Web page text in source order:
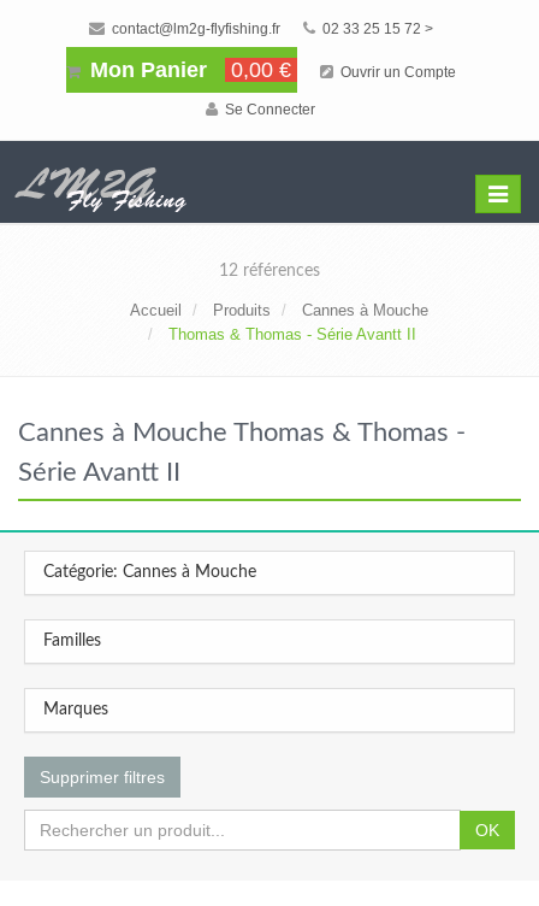
contact@lm2g-flyfishing.fr 02 33 25 15 72 >
Mon Panier 0,00 € Ouvrir un Compte
Se Connecter
Menu
12 références
Accueil Produits
Cannes à Mouche
Thomas & Thomas - Série Avantt II
Cannes à Mouche Thomas & Thomas -
Série Avantt II
Catégorie: Cannes à Mouche
Familles
Marques
Supprimer filtres
OK